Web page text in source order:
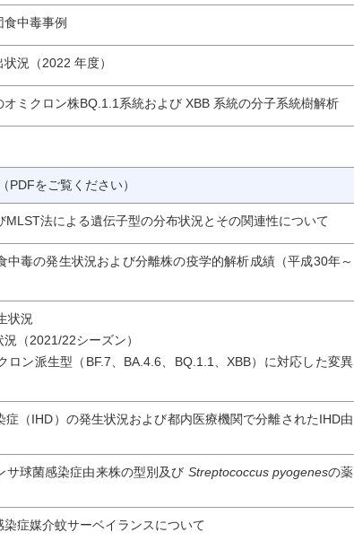
中毒事例
況（2022 年度）
ミクロン株BQ.1.1系統および XBB 系統の分子系統樹解析
PDFをご覧ください）
MLST法による遺伝子型の分布状況とその関連性について
毒の発生状況および分離株の疫学的解析成績（平成30年～
状況
（2021/22シーズン）
ン派生型（BF.7、BA.4.6、BQ.1.1、XBB）に対応した変異
（IHD）の発生状況および都内医療機関で分離されたIHD由
サ球菌感染症由来株の型別及び Streptococcus pyogenesの薬
症媒介蚊サーベイランスについて